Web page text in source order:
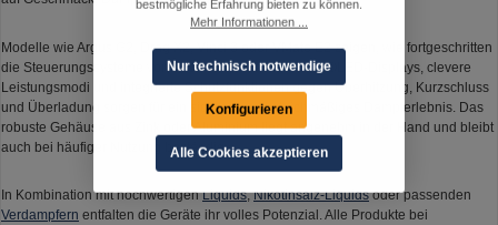
Modelle wie Argus G2, Drag X2, Vinci 3 oder VMate E2 zeigen, wie fortgeschritten
die Steuerungssysteme von VooPoo inzwischen sind. OLED-Displays, clevere
Leistungsmodi und integrierte Schutzfunktionen gegen Überhitzung, Kurzschluss
und Überladung sorgen für ein sicheres und gleichmäßiges Dampferlebnis. Das
robuste Gehäuse aus Zink oder Aluminium liegt angenehm in der Hand und bleibt
auch bei häufiger Nutzung beständig.
In Kombination mit hochwertigenLiquids,Nikotinsalz-Liquidsoder passenden
Verdampfern entfalten die Geräte ihr volles Potenzial. Alle Produkte bei
bestmögliche Erfahrung bieten zu können.
Mehr Informationen ...
Nur technisch notwendige
Konfigurieren
Alle Cookies akzeptieren